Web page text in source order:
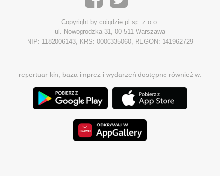
Copyright by coigdzie.pl sp. z o.o.
ul. Nowogrodzka 31, 00-511 Warszawa
NIP: 1182006143, KRS: 0000335060, REGON: 141962729
repertuar kin, baza imprez i wydarzeń dostępne również w: